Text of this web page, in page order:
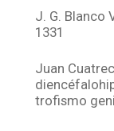
J. G. Blanco
1331
Juan
trofismo